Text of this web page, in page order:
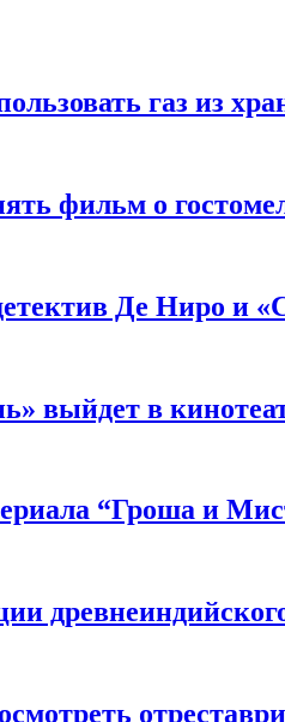
газ из
фильм о
Де Ниро и
выйдет в
“Гроша и